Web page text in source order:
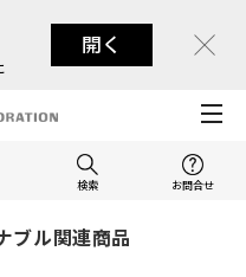
開く
検索 お問合せ
ブル関連商品